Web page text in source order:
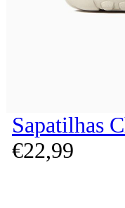
Sapatilhas
€22,99